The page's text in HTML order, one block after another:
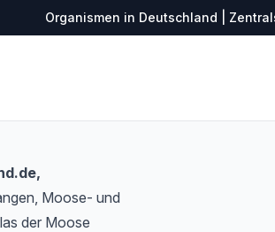
Organismen in Deutschland |
Moose- und
der Moose